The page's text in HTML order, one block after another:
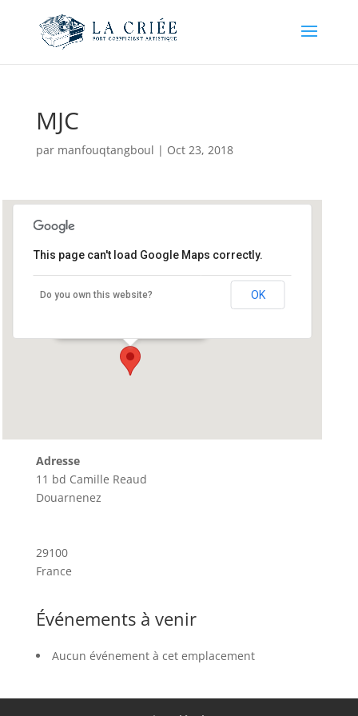
MJC
par manfouqtangboul | Oct 23, 2018
MJC
This page can't load Google Maps correctly.
Do you own this website? OK
Adresse
11 bd Camille Reaud
Douarnenez
29100
France
Événements à venir
Aucun événement à cet emplacement